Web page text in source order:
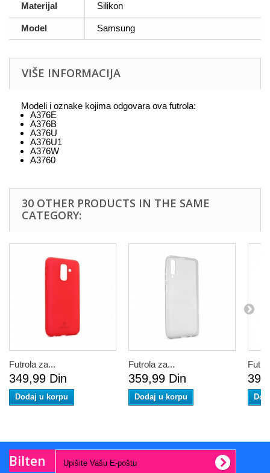
Materijal Silikon
Model Samsung
VIŠE INFORMACIJA
Modeli i oznake kojima odgovara ova futrola:
A376E
A376B
A376U
A376U1
A376W
A3760
30 OTHER PRODUCTS IN THE SAME
CATEGORY:
Futrola za...
349,99 Din
Dodaj u korpu
Futrola za...
359,99 Din
Dodaj u korpu
Bilten